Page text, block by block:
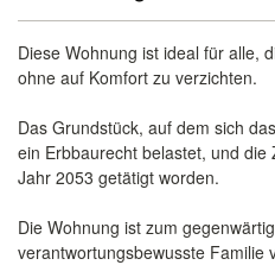
Diese Wohnung ist ideal für alle,
ohne auf Komfort zu verzichten.
Das Grundstück, auf dem sich
ein Erbbaurecht belastet, und die
Jahr 2053 getätigt worden.
Die Wohnung ist zum
verantwortungsbewusste Familie